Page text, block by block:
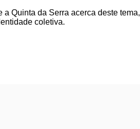
Quinta da Serra acerca deste tema,
coletiva.